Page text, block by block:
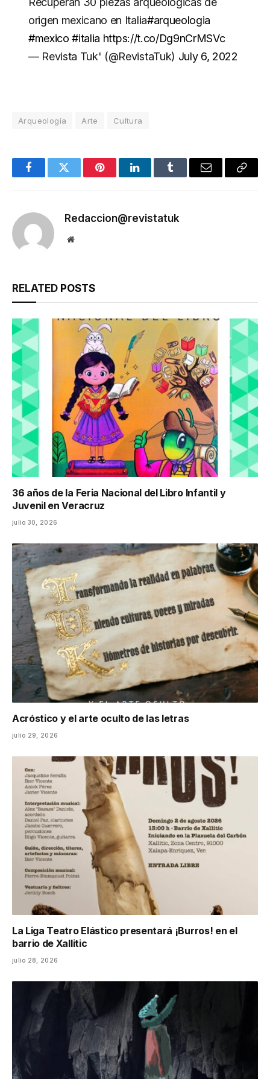
origen mexicano en Italia#arqueologia
#mexico #italia https://t.co/Dg9nCrMSVc
— Revista Tuk' (@RevistaTuk) July 6, 2022
Arqueología Arte Cultura
FacebookTwitter PinterestLinkedInTumblr Email
Copy
Redaccion@revistatuk
Website
RELATED POSTS
36 años de la Feria Nacional del Libro Infantil y
Juvenil en Veracruz
julio 30, 2026
Acróstico y el arte oculto de las letras
julio 29, 2026
La Liga Teatro Elástico presentará ¡Burros! en el
barrio de Xallitic
julio 28, 2026